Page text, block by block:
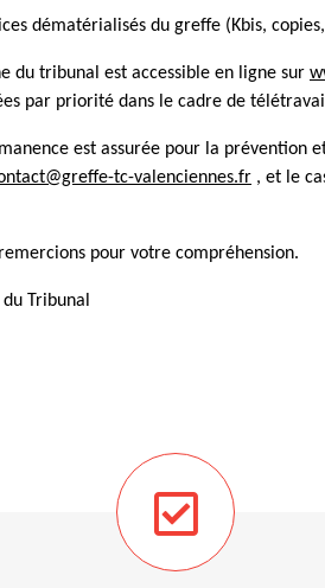
dématérialisés du greffe (Kbis,
du tribunal est accessible en ligne sur
par priorité dans le cadre de
est assurée pour la prévention
tc-valenciennes.fr , et le
pour votre compréhension.
Tribunal